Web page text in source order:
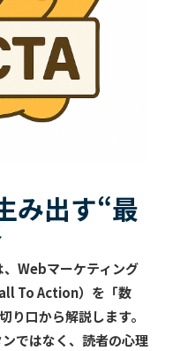
み出す“最
Webマーケティング
To Action） を「数
り口から解説します。
ではなく、読者の心理